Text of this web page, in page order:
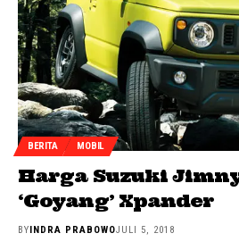
BERITA MOBIL
Harga Suzuki
‘Goyang’ Xpander
BYINDRA PRABOWOJULI 5, 2018